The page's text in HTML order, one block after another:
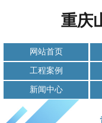
重庆
网站首页
工程案例
新闻中心